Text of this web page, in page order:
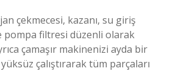
çekmecesi, kazanı, su giriş
filtresi düzenli olarak
çamaşır makinenizi ayda bir
çalıştırarak tüm parçaları